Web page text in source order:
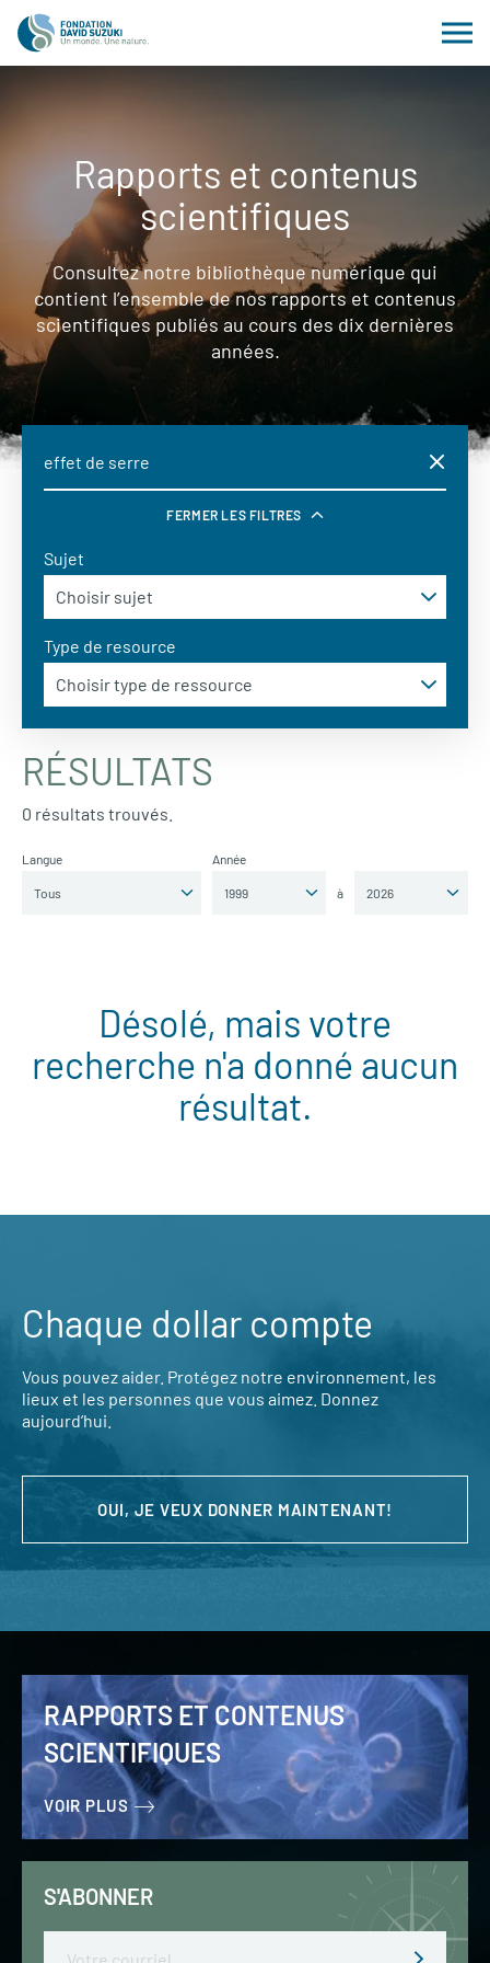
Rapports et contenus
scientifiques
Consultez notre bibliothèque numérique qui
contient l’ensemble de nos rapports et contenus
scientifiques publiés au cours des dix dernières
années.
FERMER LES FILTRES
Sujet
Type de resource
RÉSULTATS
0 résultats trouvés.
Langue Année
à
Désolé, mais votre
recherche n'a donné aucun
résultat.
Chaque dollar compte
Vous pouvez aider. Protégez notre environnement, les
lieux et les personnes que vous aimez. Donnez
aujourd’hui.
OUI, JE VEUX DONNER MAINTENANT!
RAPPORTS ET CONTENUS
SCIENTIFIQUES
VOIR PLUS
S'ABONNER